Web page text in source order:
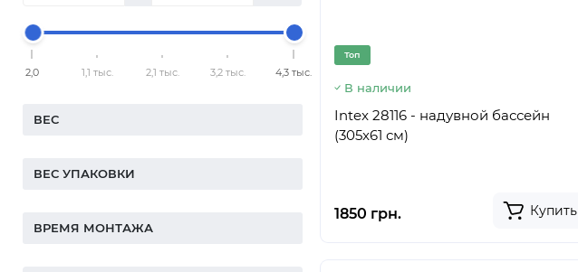
2,0 1,1 тыс. 2,1 тыс. 3,2 тыс. 4,3 тыс.
ВЕС
ВЕС УПАКОВКИ
ВРЕМЯ МОНТАЖА
Топ
В наличии
Intex 28116 - надувной бассейн
(305x61 см)
1850 грн. Купить